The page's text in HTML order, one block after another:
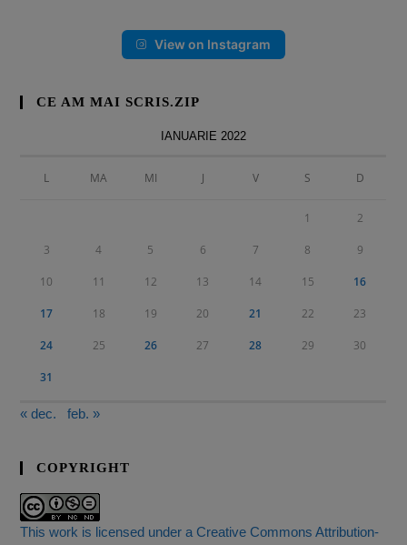
View on Instagram
CE AM MAI SCRIS.ZIP
IANUARIE 2022
L MA MI J V S D
1 2
3 4 5 6 7 8 9
10 11 12 13 14 15 16
17 18 19 20 21 22 23
24 25 26 27 28 29 30
31
« dec. feb. »
COPYRIGHT
This work is licensed under a Creative Commons Attribution-